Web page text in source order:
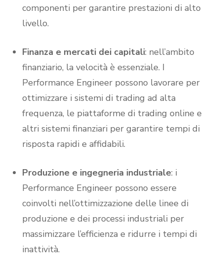
componenti per garantire prestazioni di alto
livello.
Finanza e mercati dei capitali: nell’ambito
finanziario, la velocità è essenziale. I
Performance Engineer possono lavorare per
ottimizzare i sistemi di trading ad alta
frequenza, le piattaforme di trading online e
altri sistemi finanziari per garantire tempi di
risposta rapidi e affidabili.
Produzione e ingegneria industriale: i
Performance Engineer possono essere
coinvolti nell’ottimizzazione delle linee di
produzione e dei processi industriali per
massimizzare l’efficienza e ridurre i tempi di
inattività.